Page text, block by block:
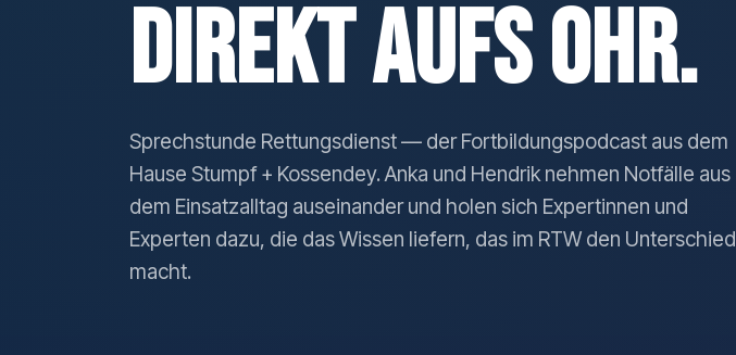
Direkt aufs Ohr.
Sprechstunde Rettungsdienst — der Fortbildungspodcast aus dem
Hause Stumpf + Kossendey. Anka und Hendrik nehmen Notfälle aus
dem Einsatzalltag auseinander und holen sich Expertinnen und
Experten dazu, die das Wissen liefern, das im RTW den Unterschied
macht.